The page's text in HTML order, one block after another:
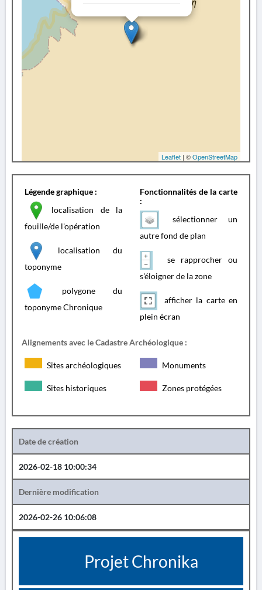
Leaflet | ©OpenStreetMap
Légende graphique :
localisation de la
fouille/de l'opération
localisation du
toponyme
polygone du
toponyme Chronique
Fonctionnalités de la carte
:
sélectionner un
autre fond de plan
se rapprocher ou
s'éloigner de la zone
afficher la carte en
plein écran
Alignements avec le Cadastre Archéologique :
Sites archéologiques Monuments
Sites historiques Zones protégées
Date de création
2026-02-18 10:00:34
Dernière modification
2026-02-26 10:06:08
Projet Chronika